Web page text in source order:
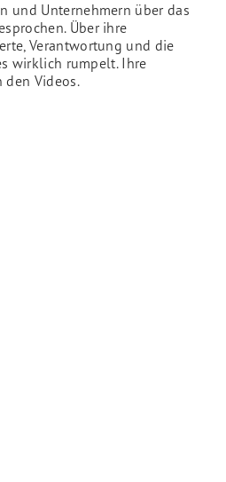
und Unternehmern über das
Über ihre
Verantwortung und die
wirklich rumpelt. Ihre
Videos.